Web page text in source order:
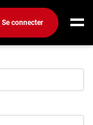
Se connecter